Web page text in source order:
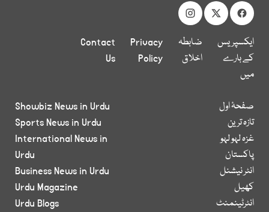
ایکسپریس
کے بارے
میں
ضابطہ
اخلاق
Privacy
Policy
Contact
Us
صفحۂ اول
تازہ ترین
غزہ لہو لہو
پاکستان
انٹر نیشنل
کھیل
انٹرٹینمنٹ
Showbiz News in Urdu
Sports News in Urdu
International News in
Urdu
Business News in Urdu
Urdu Magazine
Urdu Blogs